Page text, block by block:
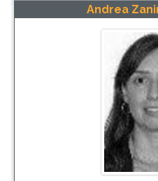
Andrea